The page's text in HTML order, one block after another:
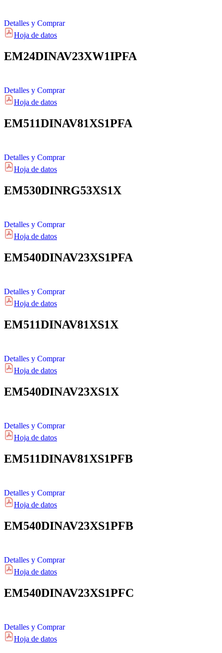
Detalles y Comprar
Hoja de datos
EM24DINAV23XW1IPFA
Detalles y Comprar
Hoja de datos
EM511DINAV81XS1PFA
Detalles y Comprar
Hoja de datos
EM530DINRG53XS1X
Detalles y Comprar
Hoja de datos
EM540DINAV23XS1PFA
Detalles y Comprar
Hoja de datos
EM511DINAV81XS1X
Detalles y Comprar
Hoja de datos
EM540DINAV23XS1X
Detalles y Comprar
Hoja de datos
EM511DINAV81XS1PFB
Detalles y Comprar
Hoja de datos
EM540DINAV23XS1PFB
Detalles y Comprar
Hoja de datos
EM540DINAV23XS1PFC
Detalles y Comprar
Hoja de datos